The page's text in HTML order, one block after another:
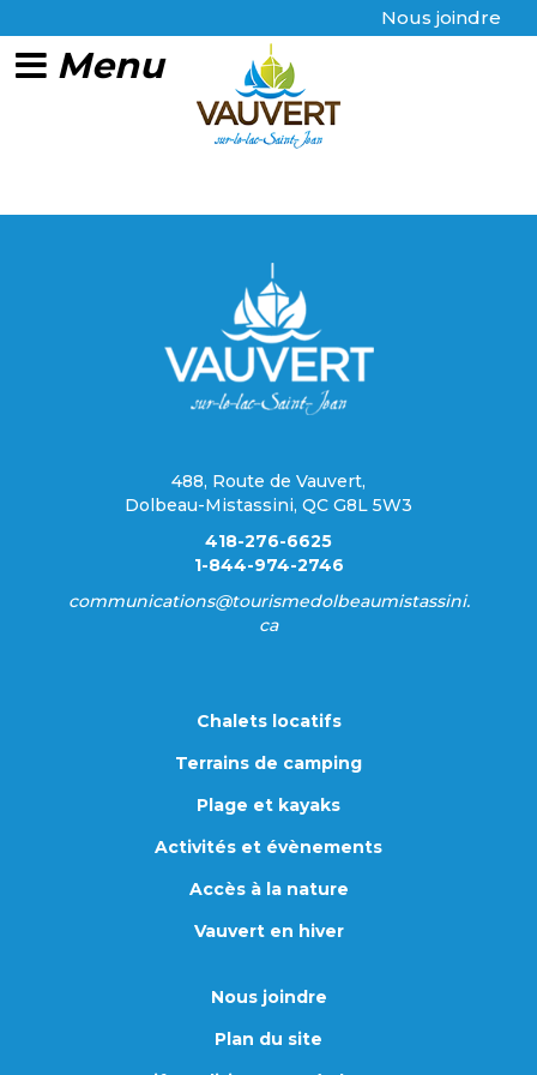
Nous joindre
Région CA non activée pour cookie-statement.
488, Route de Vauvert,
Dolbeau-Mistassini, QC G8L 5W3
418-276-6625
1-844-974-2746
communications@tourismedolbeaumistassini.
ca
Chalets locatifs
Terrains de camping
Plage et kayaks
Activités et évènements
Accès à la nature
Vauvert en hiver
Nous joindre
Plan du site